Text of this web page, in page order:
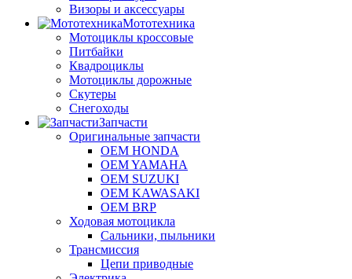
Визоры и аксессуары
Мототехника
Мотоциклы кроссовые
Питбайки
Квадроциклы
Мотоциклы дорожные
Скутеры
Снегоходы
Запчасти
Оригинальные запчасти
OEM HONDA
OEM YAMAHA
OEM SUZUKI
OEM KAWASAKI
OEM BRP
Ходовая мотоцикла
Сальники, пыльники
Трансмиссия
Цепи приводные